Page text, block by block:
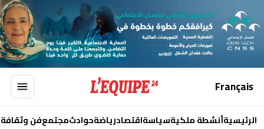
Français
الرئيسيةأنشطة ملكيةسياسةاقتصادرياضةحوادثمجتمعفن وثقافة